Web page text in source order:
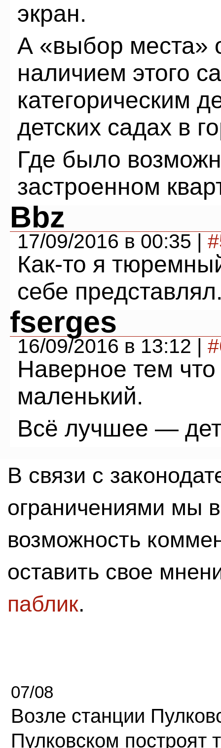
экран.
А «выбор места»
наличием этого
категорическим
детских садах в
Где было
застроенном
Bbz
17/09/2016 в 00:35 |
Как-то я
себе
fserges
16/09/2016 в 13:12 |
Наверное тем что
маленький.
Всё лучшее —
В связи с
ограничениями мы
возможность
оставить свое
паблик.
07/08
Возле станции
Пулковском построят